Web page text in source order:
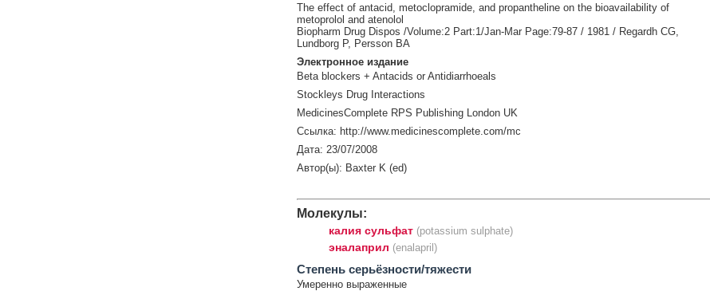
The effect of antacid, metoclopramide, and propantheline on the bioavailability of
metoprolol and atenolol
Biopharm Drug Dispos /Volume:2 Part:1/Jan-Mar Page:79-87 / 1981 / Regardh CG,
Lundborg P, Persson BA
Электронное издание
Beta blockers + Antacids or Antidiarrhoeals
Stockleys Drug Interactions
MedicinesComplete RPS Publishing London UK
Ссылка: http://www.medicinescomplete.com/mc
Дата: 23/07/2008
Автор(ы): Baxter K (ed)
Молекулы:
калия сульфат (potassium sulphate)
эналаприл (enalapril)
Cтепень серьёзности/тяжести
Умеренно выраженные